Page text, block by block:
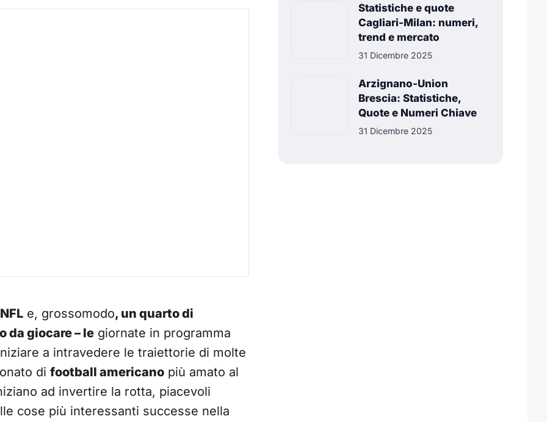
e, grossomodo, un quarto di
da giocare – le giornate in programma
a intravedere le traiettorie di molte
di football americano più amato al
ad invertire la rotta, piacevoli
cose più interessanti successe nella
Statistiche e quote
Cagliari-Milan: numeri,
trend e mercato
31 Dicembre 2025
Arzignano-Union
Brescia: Statistiche,
Quote e Numeri Chiave
31 Dicembre 2025